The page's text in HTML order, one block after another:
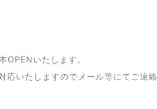
いたします。
いたしますのでメール等にてご連絡